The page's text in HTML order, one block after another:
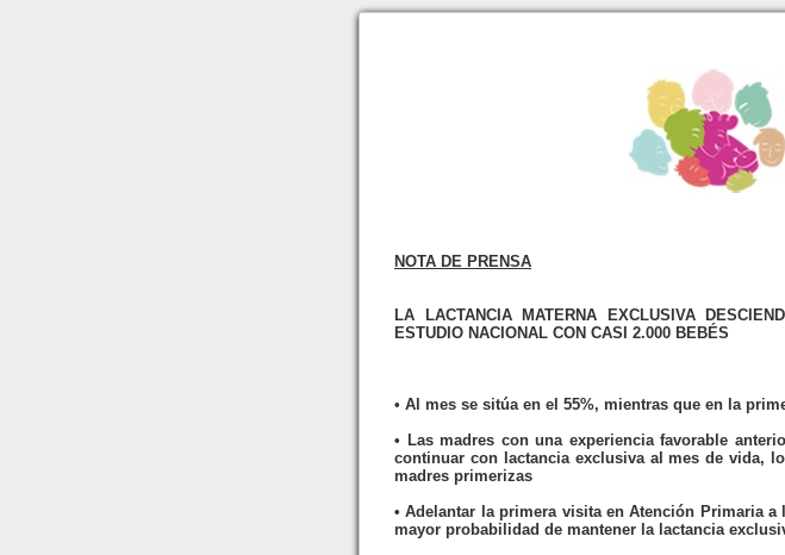
NOTA DE PRENSA
LA LACTANCIA MATERNA EXCLUSIVA
ESTUDIO NACIONAL CON CASI 2.000 BEBÉS
• Al mes se sitúa en el 55%, mientras que en la
• Las madres con una experiencia favorable
continuar con lactancia exclusiva al mes de vida,
madres primerizas
• Adelantar la primera visita en Atención Primaria
mayor probabilidad de mantener la lactancia